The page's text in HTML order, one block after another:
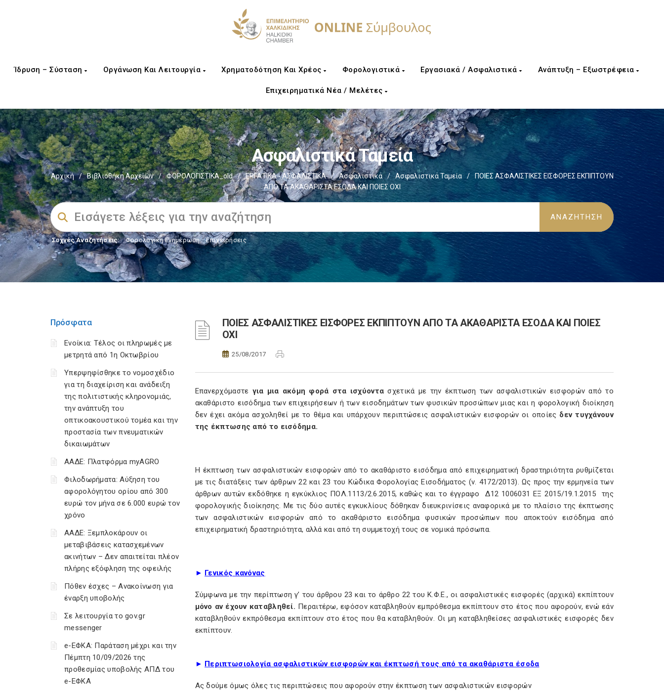
Ίδρυση – Σύσταση Οργάνωση Και Λειτουργία Χρηματοδότηση Και Χρέος Φορολογιστικά Εργασιακά / Ασφαλιστικά Ανάπτυξη – Εξωστρέφεια
Επιχειρηματικά Νέα / Μελέτες
Ασφαλιστικά Ταμεία
Αρχική / Βιβλιοθήκη Αρχείων / ΦΟΡΟΛΟΓΙΣΤΙΚΑ_old / ΕΡΓΑΤΙΚΑ - ΑΣΦΑΛΙΣΤΙΚΑ / Ασφαλιστικά / Ασφαλιστικά Ταμεία /
ΠΟΙΕΣ ΑΣΦΑΛΙΣΤΙΚΕΣ ΕΙΣΦΟΡΕΣ ΕΚΠΙΠΤΟΥΝ
ΑΠΟ ΤΑ ΑΚΑΘΑΡΙΣΤΑ ΕΣΟΔΑ ΚΑΙ ΠΟΙΕΣ ΟΧΙ
Συχνές Αναζητήσεις: Φορολογικη Ενημέρωση, Επιχειρήσεις
Πρόσφατα
Ενοίκια: Τέλος οι πληρωμές με
μετρητά από 1η Οκτωβρίου
Υπερψηφίσθηκε το νομοσχέδιο
για τη διαχείριση και ανάδειξη
της πολιτιστικής κληρονομιάς,
την ανάπτυξη του
οπτικοακουστικού τομέα και την
προστασία των πνευματικών
δικαιωμάτων
ΑΑΔΕ: Πλατφόρμα myAGRO
Φιλοδωρήματα: Αύξηση του
αφορολόγητου ορίου από 300
ευρώ τον μήνα σε 6.000 ευρώ τον
χρόνο
ΑΑΔΕ: Ξεμπλοκάρουν οι
μεταβιβάσεις κατασχεμένων
ακινήτων – Δεν απαιτείται πλέον
πλήρης εξόφληση της οφειλής
Πόθεν έσχες – Ανακοίνωση για
έναρξη υποβολής
Σε λειτουργία το gov.gr
messenger
e-ΕΦΚΑ: Παράταση μέχρι και την
Πέμπτη 10/09/2026 της
προθεσμίας υποβολής ΑΠΔ του
e-ΕΦΚΑ
ΠΟΙΕΣ ΑΣΦΑΛΙΣΤΙΚΕΣ ΕΙΣΦΟΡΕΣ ΕΚΠΙΠΤΟΥΝ ΑΠΟ ΤΑ ΑΚΑΘΑΡΙΣΤΑ ΕΣΟΔΑ ΚΑΙ ΠΟΙΕΣ
ΟΧΙ
25/08/2017
Επανερχόμαστε για μια ακόμη φορά στα ισχύοντα σχετικά με την έκπτωση των ασφαλιστικών εισφορών από το
ακαθάριστο εισόδημα των επιχειρήσεων ή των εισοδημάτων των φυσικών προσώπων μιας και η φορολογική διοίκηση
δεν έχει ακόμα ασχοληθεί με το θέμα και υπάρχουν περιπτώσεις ασφαλιστικών εισφορών οι οποίες δεν τυγχάνουν
της έκπτωσης από το εισόδημα.
Η έκπτωση των ασφαλιστικών εισφορών από το ακαθάριστο εισόδημα από επιχειρηματική δραστηριότητα ρυθμίζεται
με τις διατάξεις των άρθρων 22 και 23 του Κώδικα Φορολογίας Εισοδήματος (ν. 4172/2013). Ως προς την ερμηνεία των
άρθρων αυτών εκδόθηκε η εγκύκλιος ΠΟΛ.1113/2.6.2015, καθώς και το έγγραφο
Δ12 1006031 ΕΞ 2015/19.1.2015
της
φορολογικής διοίκησης. Με τις δύο αυτές εγκυκλίους δόθηκαν διευκρινίσεις αναφορικά με το πλαίσιο της έκπτωσης
των ασφαλιστικών εισφορών από το ακαθάριστο εισόδημα φυσικών προσώπων που αποκτούν εισόδημα από
επιχειρηματική δραστηριότητα, αλλά και από τη συμμετοχή τους σε νομικά πρόσωπα.
► Γενικός κανόνας
Σύμφωνα με την περίπτωση γ’ του άρθρου 23 και το άρθρο 22 του Κ.Φ.Ε., οι ασφαλιστικές εισφορές (αρχικά) εκπίπτουν
μόνο αν έχουν καταβληθεί. Περαιτέρω, εφόσον καταβληθούν εμπρόθεσμα εκπίπτουν στο έτος που αφορούν, ενώ εάν
καταβληθούν εκπρόθεσμα εκπίπτουν στο έτος που θα καταβληθούν. Οι μη καταβληθείσες ασφαλιστικές εισφορές δεν
εκπίπτουν.
► Περιπτωσιολογία ασφαλιστικών εισφορών και έκπτωσή τους από τα ακαθάριστα έσοδα
Ας δούμε όμως όλες τις περιπτώσεις που αφορούν στην έκπτωση των ασφαλιστικών εισφορών